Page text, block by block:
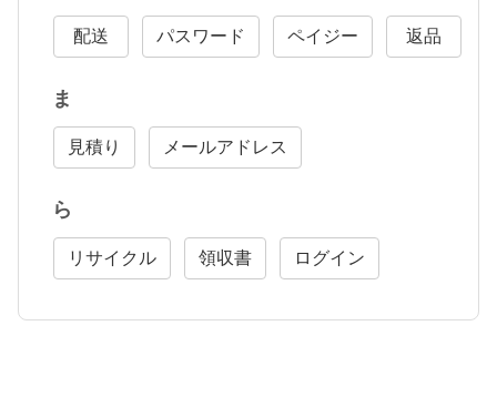
配送 パスワード ペイジー 返品
ま
見積り メールアドレス
ら
リサイクル 領収書 ログイン